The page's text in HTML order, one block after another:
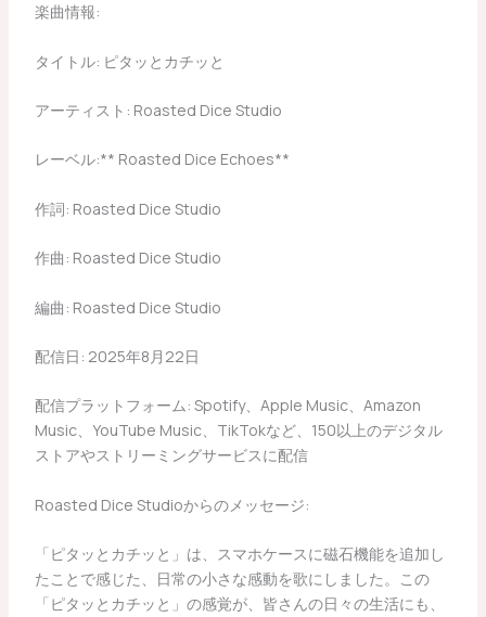
楽曲情報:
タイトル: ピタッとカチッと
アーティスト: Roasted Dice Studio
レーベル:** Roasted Dice Echoes**
作詞: Roasted Dice Studio
作曲: Roasted Dice Studio
編曲: Roasted Dice Studio
配信日: 2025年8月22日
配信プラットフォーム: Spotify、Apple Music、Amazon
Music、YouTube Music、TikTokなど、150以上のデジタル
ストアやストリーミングサービスに配信
Roasted Dice Studioからのメッセージ:
「ピタッとカチッと」は、スマホケースに磁石機能を追加し
たことで感じた、日常の小さな感動を歌にしました。この
「ピタッとカチッと」の感覚が、皆さんの日々の生活にも、